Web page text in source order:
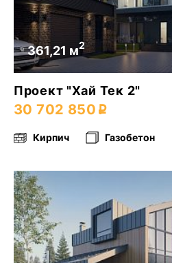
361,21 м2
Проект "Хай Тек 2"
30 702 850
Кирпич Газобетон